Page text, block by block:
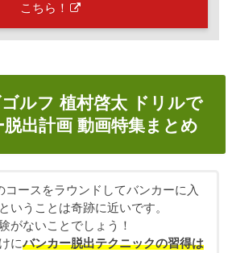
こちら！
ルフ 植村啓太 ドリルで
出計画 動画特集まとめ
コースをラウンドしてバンカーに入
いうことは奇跡に近いです。
がないことでしょう！
にバンカー脱出テクニックの習得は